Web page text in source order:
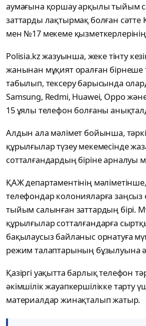
аумағына қоршау арқылы тыйым
заттарды лақтырмақ болған сәтте
мен №17 мекеме қызметкерлерінің
Polisia.kz жазуынша, жеке тінту
жанынан мұқият оралған бірнеше
табылып, тексеру барысында
Samsung, Redmi, Huawei, Oppo
15 ұялы телефон болғаны
Алдын ала мәлімет бойынша,
құрылғылар түзеу мекемесінде
сотталғандардың біріне арналуы
ҚАЖ департаментінің
телефондар колонияларға заңсыз
тыйым салынған заттардың бірі.
құрылғылар сотталғандарға
бақылаусыз байланыс орнатуға
режим талаптарының бұзылуына
Қазіргі уақытта барлық телефон
әкімшілік жауапкершілікке тарту
материалдар жинақталып жатыр.